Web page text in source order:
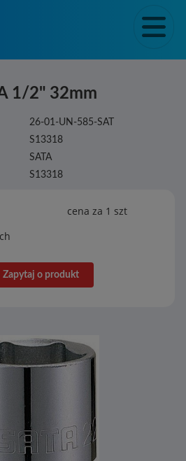
1/2" 32mm
26-01-UN-585-SAT
S13318
SATA
S13318
cena za 1 szt
Zapytaj o produkt